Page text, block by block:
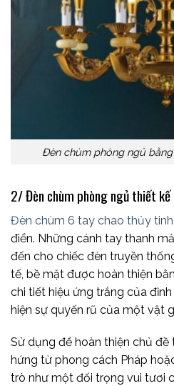
Đèn chùm phòng ngủ
2/ Đèn chùm phòng ngủ thiết
Đèn chùm 6 tay chao thủy tinh
điển. Những cánh tay thanh
đến cho chiếc đèn truyền
tế, bề mặt được hoàn thiện
chi tiết hiệu ứng trắng của
hiện sự quyến rũ của một vật
Sử dụng để hoàn thiện chủ
hứng từ phong cách Pháp
trò như một đối trọng vui tươi